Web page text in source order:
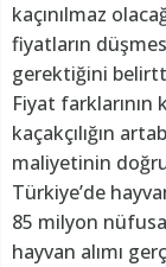
kaçınılmaz
fiyatların
gerektiğini
Fiyat farklarının
kaçakçılığın
maliyetinin
Türkiye’de
85 milyon
hayvan alımı